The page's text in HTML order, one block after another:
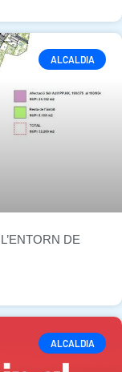
ALCALDIA
DE
ALCALDIA